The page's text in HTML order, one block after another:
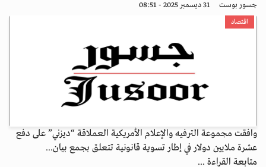
جسور بوست 31 ديسمبر 2025 - 08:51
اقتصاد
وافقت مجموعة الترفيه والإعلام الأمريكية العملاقة “ديزني” على دفع
عشرة ملايين دولار في إطار تسوية قانونية تتعلق بجمع بيان...
متابعة القراءة ...